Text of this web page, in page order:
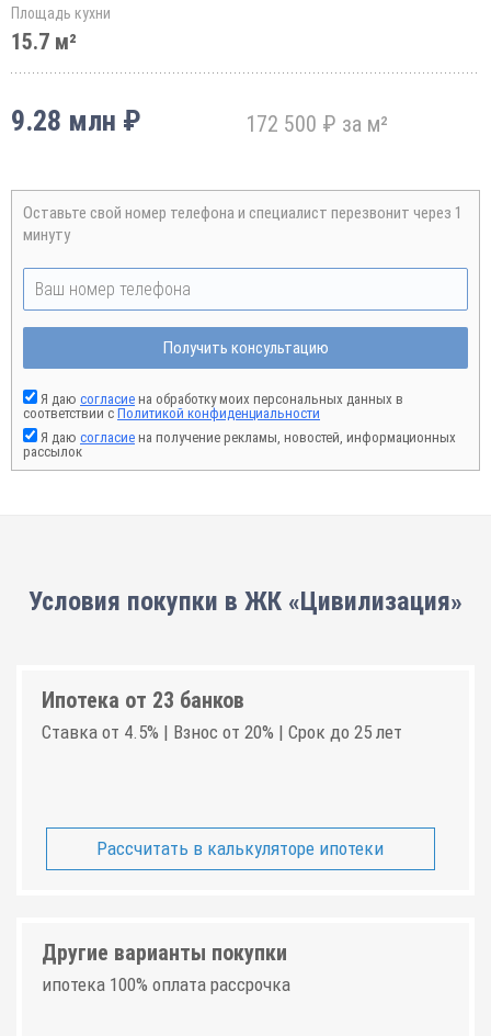
Площадь кухни
15.7 м²
9.28 млн ₽ 172 500 ₽ за м²
Оставьте свой номер телефона и специалист перезвонит через 1
минуту
Получить консультацию
Я даю согласие на обработку моих персональных данных в
соответствии с Политикой конфиденциальности
Я даю согласие на получение рекламы, новостей, информационных
рассылок
Условия покупки в ЖК «Цивилизация»
Ипотека от 23 банков
Ставка от 4.5% | Взнос от 20% | Срок до 25 лет
Рассчитать в калькуляторе ипотеки
Другие варианты покупки
ипотека 100% оплата рассрочка